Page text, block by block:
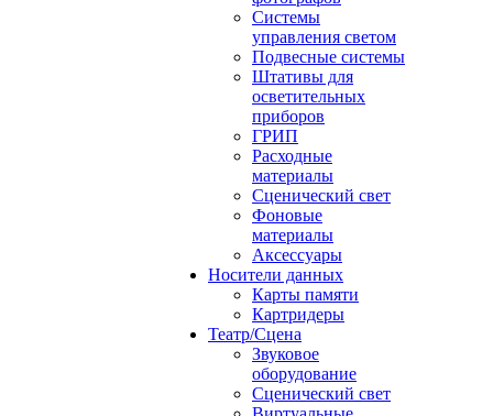
Системы
управления светом
Подвесные системы
Штативы для
осветительных
приборов
ГРИП
Расходные
материалы
Сценический свет
Фоновые
материалы
Аксессуары
Носители данных
Карты памяти
Картридеры
Театр/Сцена
Звуковое
оборудование
Сценический свет